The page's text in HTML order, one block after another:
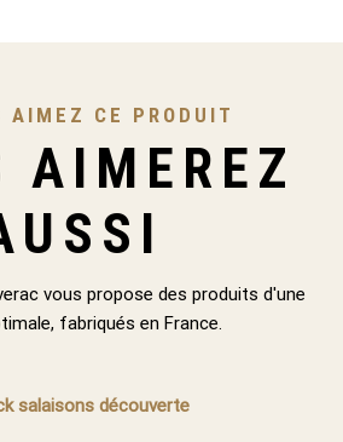
AIMEZ CE PRODUIT
AIMEREZ
vous propose des produits d'une
fabriqués en France.